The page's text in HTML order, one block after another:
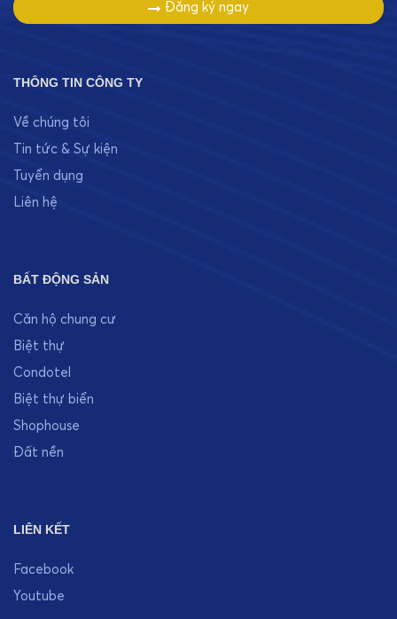
Đăng ký ngay
THÔNG TIN CÔNG TY
Về chúng tôi
Tin tức & Sự kiện
Tuyển dụng
Liên hệ
BẤT ĐỘNG SẢN
Căn hộ chung cư
Biệt thự
Condotel
Biệt thự biển
Shophouse
Đất nền
LIÊN KẾT
Facebook
Youtube